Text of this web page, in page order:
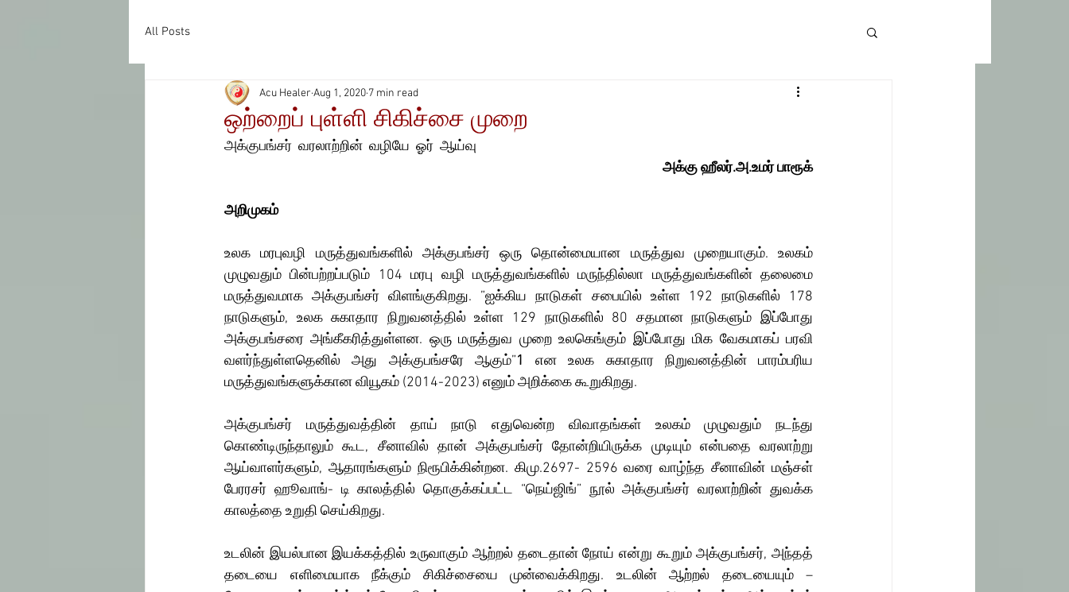
All Posts
ஒற்றைப் புள்ளி சிகிச்சை முறை
Acu Healer Aug 1, 2020 7 min read
அக்குபங்சர்  வரலாற்றின்  வழியே  ஓர்  ஆய்வு
அக்கு ஹீலர்.அ.உமர் பாரூக்
அறிமுகம்
உலக மரபுவழி மருத்துவங்களில் அக்குபங்சர் ஒரு தொன்மையான மருத்துவ முறையாகும். உலகம்
முழுவதும் பின்பற்றப்படும் 104 மரபு வழி மருத்துவங்களில் மருந்தில்லா மருத்துவங்களின் தலைமை
மருத்துவமாக அக்குபங்சர் விளங்குகிறது. ”ஐக்கிய நாடுகள் சபையில் உள்ள 192 நாடுகளில் 178
நாடுகளும், உலக சுகாதார நிறுவனத்தில் உள்ள 129 நாடுகளில் 80 சதமான நாடுகளும் இப்போது
அக்குபங்சரை அங்கீகரித்துள்ளன. ஒரு மருத்துவ முறை உலகெங்கும் இப்போது மிக வேகமாகப் பரவி
வளர்ந்துள்ளதெனில் அது அக்குபங்சரே ஆகும்”1
என உலக சுகாதார நிறுவனத்தின் பாரம்பரிய
மருத்துவங்களுக்கான வியூகம் (2014-2023) எனும் அறிக்கை கூறுகிறது.
அக்குபங்சர் மருத்துவத்தின் தாய் நாடு எதுவென்ற விவாதங்கள் உலகம் முழுவதும் நடந்து
கொண்டிருந்தாலும் கூட, சீனாவில் தான் அக்குபங்சர் தோன்றியிருக்க முடியும் என்பதை வரலாற்று
ஆய்வாளர்களும், ஆதாரங்களும் நிரூபிக்கின்றன. கிமு.2697- 2596 வரை வாழ்ந்த சீனாவின் மஞ்சள்
பேரரசர் ஹூவாங்- டி காலத்தில் தொகுக்கப்பட்ட “நெய்ஜிங்” நூல் அக்குபங்சர் வரலாற்றின் துவக்க
காலத்தை உறுதி செய்கிறது.
உடலின் இயல்பான இயக்கத்தில் உருவாகும் ஆற்றல் தடைதான் நோய் என்று கூறும் அக்குபங்சர், அந்தத்
தடையை எளிமையாக நீக்கும் சிகிச்சையை முன்வைக்கிறது. உடலின் ஆற்றல் தடையையும் –